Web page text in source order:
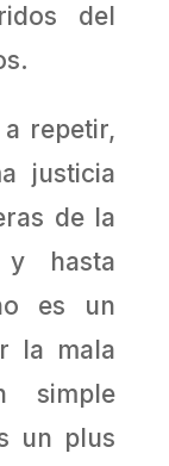
del
repetir,
justicia
de la
y hasta
es un
la mala
simple
un plus